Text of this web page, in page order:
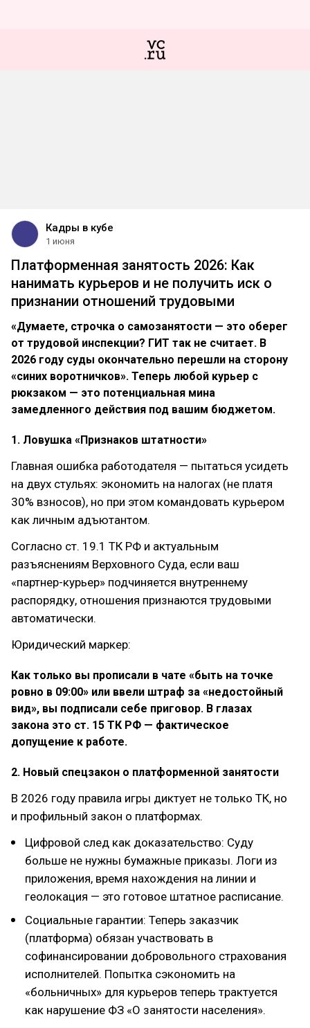
Кадры в кубе
1 июня
Платформенная занятость 2026: Как
нанимать курьеров и не получить иск о
признании отношений трудовыми
«Думаете, строчка о самозанятости — это оберег
от трудовой инспекции? ГИТ так не считает. В
2026 году суды окончательно перешли на сторону
«синих воротничков». Теперь любой курьер с
рюкзаком — это потенциальная мина
замедленного действия под вашим бюджетом.
1. Ловушка «Признаков штатности»
Главная ошибка работодателя — пытаться усидеть
на двух стульях: экономить на налогах (не платя
30% взносов), но при этом командовать курьером
как личным адъютантом.
Согласно ст. 19.1 ТК РФ и актуальным
разъяснениям Верховного Суда, если ваш
«партнер-курьер» подчиняется внутреннему
распорядку, отношения признаются трудовыми
автоматически.
Юридический маркер:
Как только вы прописали в чате «быть на точке
ровно в 09:00» или ввели штраф за «недостойный
вид», вы подписали себе приговор. В глазах
закона это ст. 15 ТК РФ — фактическое
допущение к работе.
2. Новый спецзакон о платформенной занятости
В 2026 году правила игры диктует не только ТК, но
и профильный закон о платформах.
Цифровой след как доказательство: Суду
больше не нужны бумажные приказы. Логи из
приложения, время нахождения на линии и
геолокация — это готовое штатное расписание.
Социальные гарантии: Теперь заказчик
(платформа) обязан участвовать в
софинансировании добровольного страхования
исполнителей. Попытка сэкономить на
«больничных» для курьеров теперь трактуется
как нарушение ФЗ «О занятости населения».